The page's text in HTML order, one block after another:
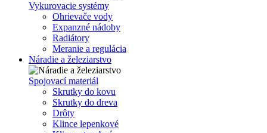
Vykurovacie systémy
Ohrievače vody
Expanzné nádoby
Radiátory
Meranie a regulácia
Náradie a železiarstvo
Spojovací materiál
Skrutky do kovu
Skrutky do dreva
Drôty
Klince lepenkové